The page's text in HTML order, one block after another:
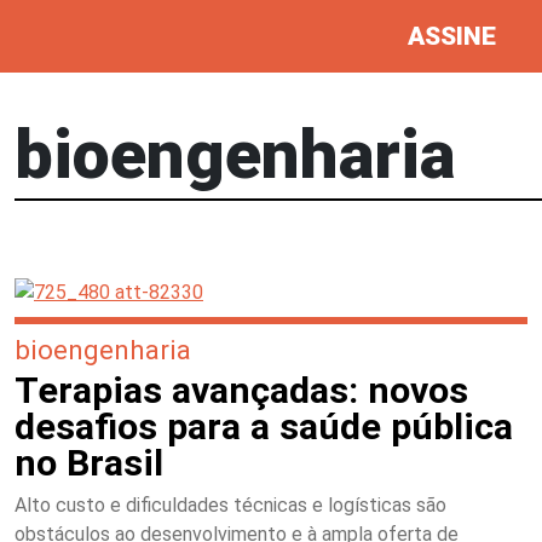
ASSINE
bioengenharia
bioengenharia
Terapias avançadas: novos
desafios para a saúde pública
no Brasil
Alto custo e dificuldades técnicas e logísticas são
obstáculos ao desenvolvimento e à ampla oferta de